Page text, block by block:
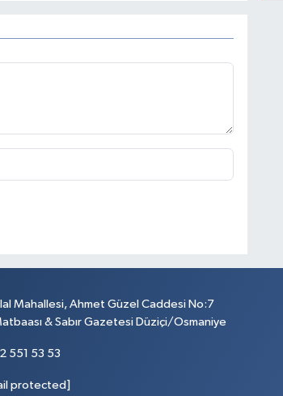
Mahallesi, Ahmet Güzel Caddesi No:7
& Sabır Gazetesi Düziçi/Osmaniye
551 53 53
protected]